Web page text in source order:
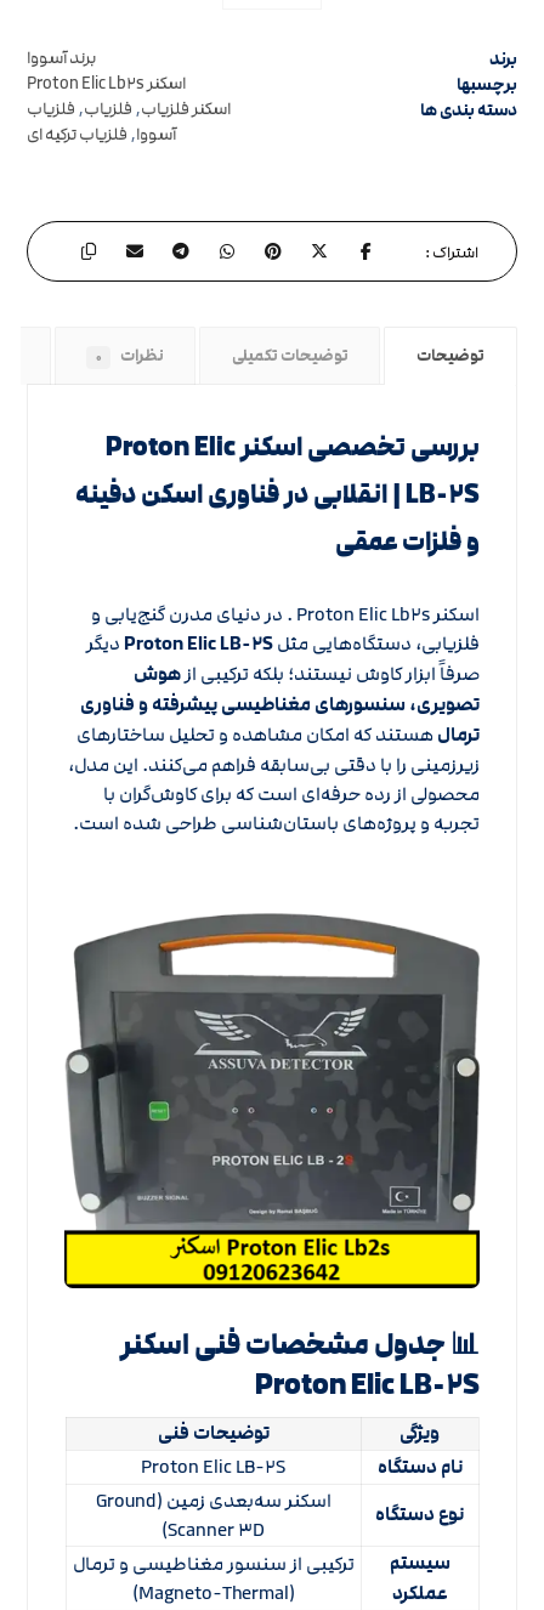
برند برند آسووا
برچسبها اسکنر Proton Elic Lb۲s
دسته بندی ها اسکنر فلزیاب, فلزیاب, فلزیاب
آسووا, فلزیاب ترکیه ای
توضیحات توضیحات تکمیلی نظرات ۰
بررسی تخصصی اسکنر Proton Elic
LB-۲S | انقلابی در فناوری اسکن دفینه
و فلزات عمقی
اسکنر Proton Elic Lb۲s . در دنیای مدرن گنج‌یابی و
فلزیابی، دستگاه‌هایی مثلProton Elic LB-۲S دیگر
صرفاً ابزار کاوش نیستند؛ بلکه ترکیبی ازهوش
تصویری، سنسورهای مغناطیسی پیشرفته و فناوری
ترمال هستند که امکان مشاهده و تحلیل ساختارهای
زیرزمینی را با دقتی بی‌سابقه فراهم می‌کنند. این مدل،
محصولی از رده حرفه‌ای است که برای کاوش‌گران با
تجربه و پروژه‌های باستان‌شناسی طراحی شده است.
📊 جدول مشخصات فنی اسکنر
Proton Elic LB-۲S
ویژگی
توضیحات فنی
نام دستگاه
Proton Elic LB-۲S
نوع دستگاه
اسکنر سه‌بعدی زمین (Ground
Scanner ۳D)
سیستم
عملکرد
ترکیبی از سنسور مغناطیسی و ترمال
(Magneto-Thermal)